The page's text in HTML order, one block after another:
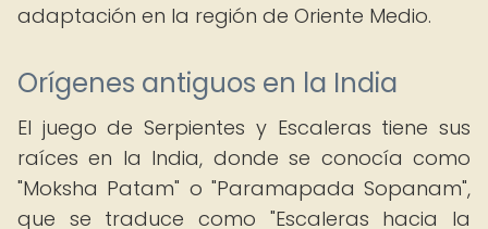
adaptación en la región de Oriente Medio.
Orígenes antiguos en la India
El juego de Serpientes y Escaleras tiene sus
raíces en la India, donde se conocía como
"Moksha Patam" o "Paramapada Sopanam",
que se traduce como "Escaleras hacia la